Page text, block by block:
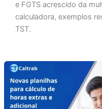
e FGTS acrescido da
calculadora, exemplos
TST.